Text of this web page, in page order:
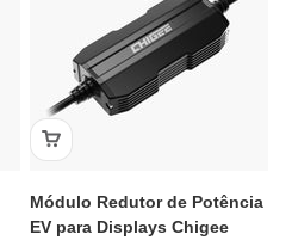
Módulo Redutor de Potência
EV para Displays Chigee